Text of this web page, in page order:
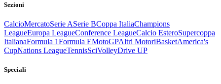
Sezioni
CalcioMercatoSerie ASerie BCoppa ItaliaChampions
LeagueEuropa LeagueConference LeagueCalcio EsteroSupercoppa
ItalianaFormula 1Formula EMotoGPAltri MotoriBasketAmerica's
CupNations LeagueTennisSciVolleyDrive UP
Speciali